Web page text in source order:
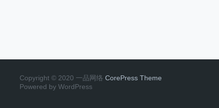
Copyright © 2020 一品网络 CorePress Theme
Powered by WordPress